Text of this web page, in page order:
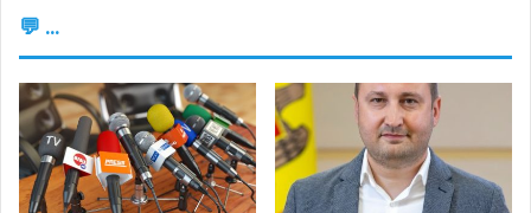
деятельности.
годовые отчеты о деятельности 64 телевизионных
медиаслужб, переданных 57 частными поставщиками
(некоторые владеют двумя лицензиями).
💬 ...